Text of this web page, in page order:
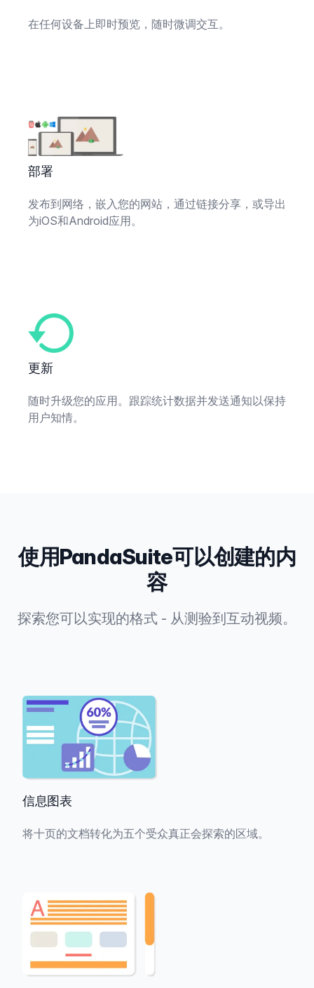
在任何设备上即时预览，随时微调交互。
部署
发布到网络，嵌入您的网站，通过链接分享，或导出
为iOS和Android应用。
更新
随时升级您的应用。跟踪统计数据并发送通知以保持
用户知情。
使用PandaSuite可以创建的内
容
探索您可以实现的格式 - 从测验到互动视频。
信息图表
将十页的文档转化为五个受众真正会探索的区域。